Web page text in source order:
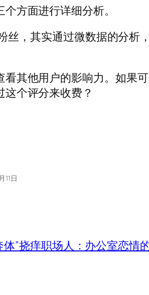
方面进行详细分析。
丝，其实通过微数据的分析
其他用户的影响力。如果
个评分来收费？
11日
体”挠痒职场人：办公室恋情